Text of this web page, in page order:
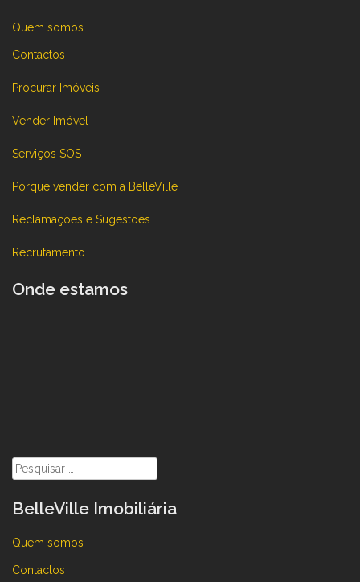
Quem somos
Contactos
Procurar Imóveis
Vender Imóvel
Serviços SOS
Porque vender com a BelleVille
Reclamações e Sugestões
Recrutamento
Onde estamos
Pesquisar
por:
BelleVille Imobiliária
Quem somos
Contactos